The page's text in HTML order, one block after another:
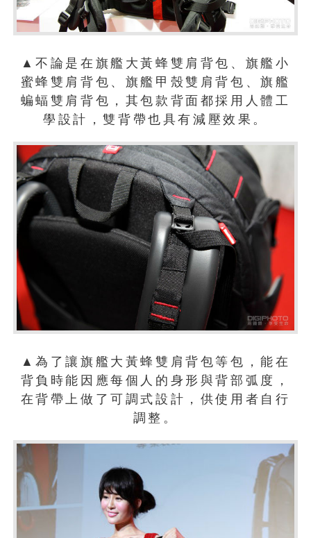
▲不論是在旗艦大黃蜂雙肩背包、旗艦小
蜜蜂雙肩背包、旗艦甲殼雙肩背包、旗艦
蝙蝠雙肩背包，其包款背面都採用人體工
學設計，雙背帶也具有減壓效果。
▲為了讓旗艦大黃蜂雙肩背包等包，能在
背負時能因應每個人的身形與背部弧度，
在背帶上做了可調式設計，供使用者自行
調整。